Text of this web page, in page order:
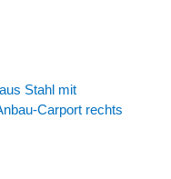
Stahl mit
Carport rechts